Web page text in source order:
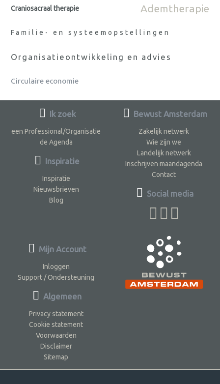
Craniosacraal therapie Ademtherapie
Familie- en systeemopstellingen
Organisatieontwikkeling en advies
Circulaire economie
Ik zoek
een Professional/Organisatie
de Agenda
Inspiratie
Inspiratie
Nieuwsbrieven
Blog
Bewust Amsterdam
Zakelijk netwerk
Wie zijn we
Landelijk netwerk
Inschrijven maandagenda
Contact
Social media
Mijn Account
Inloggen
Support / Ondersteuning
Algemeen
Privacy statement
Cookie statement
Voorwaarden
Disclaimer
Sitemap